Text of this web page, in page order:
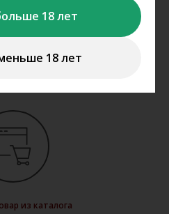
18 лет
18 лет
на
и
в нашем магазине
в Казани.
из каталога